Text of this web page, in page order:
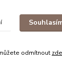
vlastností,
k
vystavených
odmítnout zde